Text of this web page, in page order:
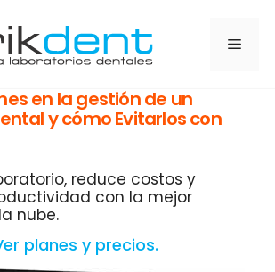
en la gestión de un
y cómo Evitarlos con
reduce costos y
con la mejor
nube.
planes y precios.